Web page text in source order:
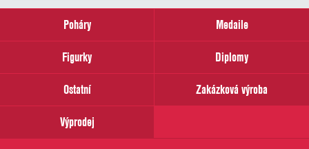
email
Poháry
Medaile
Figurky
Diplomy
Ostatní
Zakázková výroba
Výprodej